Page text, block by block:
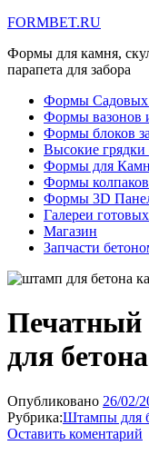
FORMBET.RU
Формы для камня,
парапета для забора
Формы
Формы вазонов
Формы блоков
Высокие
Формы для
Формы колпаков
Формы 3D
Галереи
Магазин
Запчасти
для
Опубликовано 26/02/
Рубрика:Штампы для
Оставить коментарий